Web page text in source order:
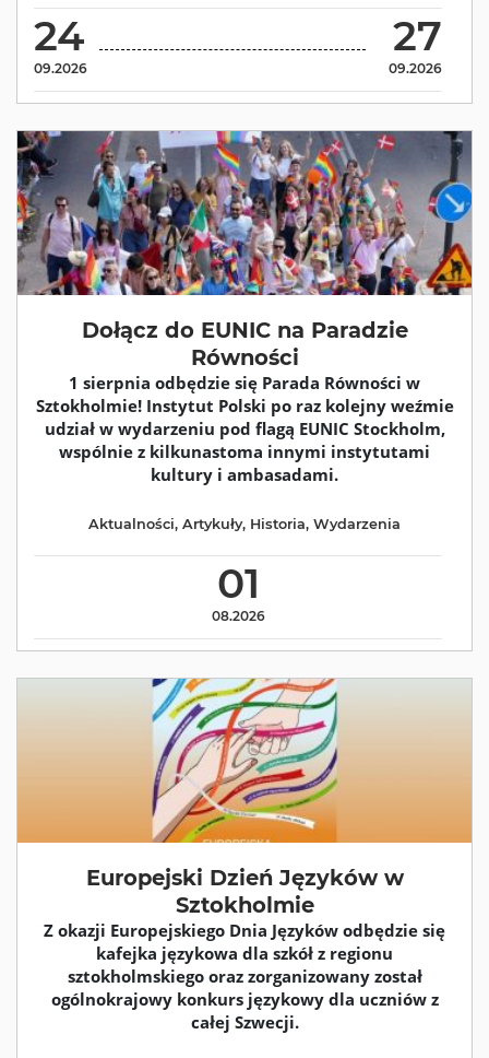
24
09.2026
27
09.2026
Dołącz do EUNIC na Paradzie
Równości
1 sierpnia odbędzie się Parada Równości w
Sztokholmie! Instytut Polski po raz kolejny weźmie
udział w wydarzeniu pod flagą EUNIC Stockholm,
wspólnie z kilkunastoma innymi instytutami
kultury i ambasadami.
01
08.2026
Aktualności, Artykuły, Historia, Wydarzenia
Europejski Dzień Języków w
Sztokholmie
Z okazji Europejskiego Dnia Języków odbędzie się
kafejka językowa dla szkół z regionu
sztokholmskiego oraz zorganizowany został
ogólnokrajowy konkurs językowy dla uczniów z
całej Szwecji.